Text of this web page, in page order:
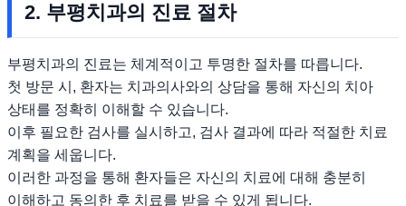
2. 부평치과의 진료 절차
부평치과의 진료는 체계적이고 투명한 절차를 따릅니다.
첫 방문 시, 환자는 치과의사와의 상담을 통해 자신의 치아
상태를 정확히 이해할 수 있습니다.
이후 필요한 검사를 실시하고, 검사 결과에 따라 적절한 치료
계획을 세웁니다.
이러한 과정을 통해 환자들은 자신의 치료에 대해 충분히
이해하고 동의한 후 치료를 받을 수 있게 됩니다.